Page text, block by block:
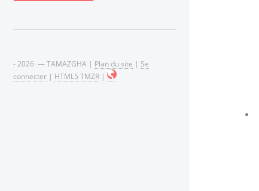
- 2026 — TAMAZGHA | Plan du site | Se
connecter | HTML5 TMZR |